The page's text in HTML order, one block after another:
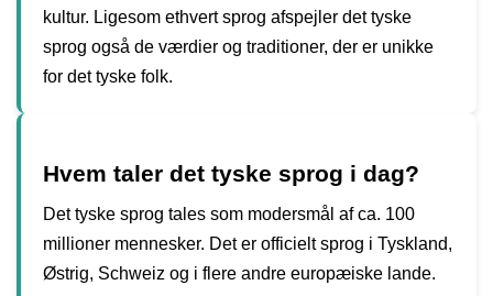
kultur. Ligesom ethvert sprog afspejler det tyske
sprog også de værdier og traditioner, der er unikke
for det tyske folk.
Hvem taler det tyske sprog i dag?
Det tyske sprog tales som modersmål af ca. 100
millioner mennesker. Det er officielt sprog i Tyskland,
Østrig, Schweiz og i flere andre europæiske lande.